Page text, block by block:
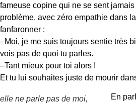
fameuse copine qui ne se sent
problème, avec zéro empathie dans
fanfaronner :
–Moi, je me suis toujours sentie très
vois pas de quoi tu parles.
–Tant mieux pour toi alors !
Et tu lui souhaites juste de mourir
elle ne parle pas de moi,
En